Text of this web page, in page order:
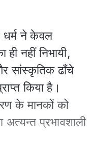
धर्म ने केवल
ही नहीं निभायी,
सांस्कृतिक ढाँचे
किया है।
के मानकों को
अत्यन्त प्रभावशाली